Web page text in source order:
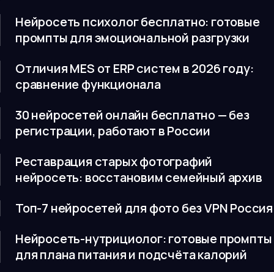
Нейросеть психолог бесплатно: готовые
промпты для эмоциональной разгрузки
Отличия MES от ERP систем в 2026 году:
сравнение функционала
30 нейросетей онлайн бесплатно — без
регистрации, работают в России
Реставрация старых фотографий
нейросеть: восстановим семейный архив
Топ-7 нейросетей для фото без VPN Россия
Нейросеть-нутрициолог: готовые промпты
для плана питания и подсчёта калорий